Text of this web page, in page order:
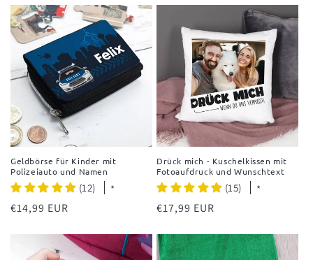
Geldbörse für Kinder mit
Polizeiauto und Namen
(12) *
Normaler
€14,99 EUR
Drück mich - Kuschelkissen mit
Fotoaufdruck und Wunschtext
(15) *
Normaler
€17,99 EUR